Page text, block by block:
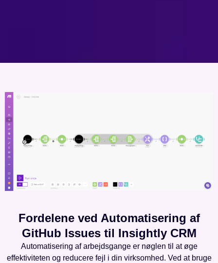
Fordelene ved Automatisering af
GitHub Issues til Insightly CRM
Automatisering af arbejdsgange er nøglen til at øge
effektiviteten og reducere fejl i din virksomhed. Ved at bruge